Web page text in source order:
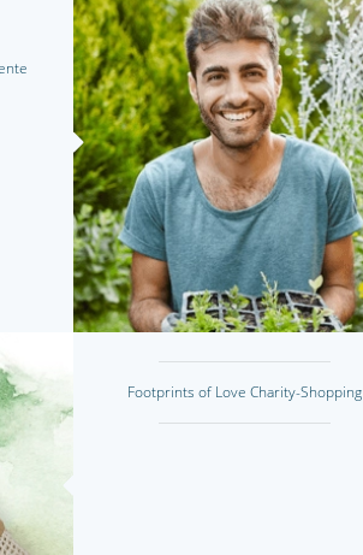
Footprints of Love Charity-Shopping